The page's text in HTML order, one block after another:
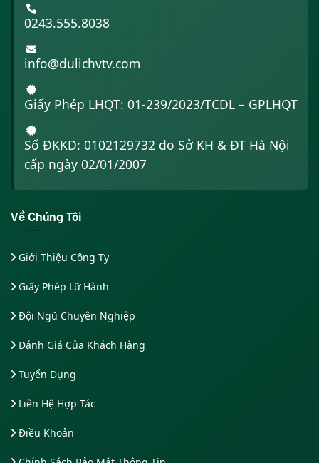
0243.555.8038
info@dulichvtv.com
Giấy Phép LHQT: 01-239/2023/TCDL – GPLHQT
Số ĐKKD: 0102129732 do Sở KH & ĐT Hà Nội
cấp ngày 02/01/2007
Về Chúng Tôi
Giới Thiệu Công Ty
Giấy Phép Lữ Hành
Đội Ngũ Chuyên Nghiệp
Đánh Giá Của Khách Hàng
Tuyển Dụng
Liên Hệ Hợp Tác
Điều Khoản